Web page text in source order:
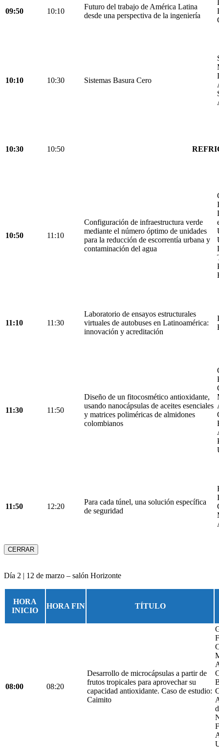
09:50 10:10
Futuro del trabajo de América Latina
desde una perspectiva de la ingeniería
10:10 10:30 Sistemas Basura Cero
10:30 10:50
10:50 11:10
Configuración de infraestructura verde
mediante el número óptimo de unidades
para la reducción de escorrentía urbana y
contaminación del agua
11:10 11:30
Laboratorio de ensayos estructurales
virtuales de autobuses en Latinoamérica:
innovación y acreditación
11:30 11:50
Diseño de un fitocosmético antioxidante,
usando nanocápsulas de aceites esenciales
y matrices poliméricas de almidones
colombianos
11:50 12:20
Para cada túnel, una solución específica
de seguridad
CERRAR
Día 2 | 12 de marzo – salón Horizonte
HORA
INICIO
HORA FIN TÍTULO
08:00 08:20
Desarrollo de microcápsulas a partir de
frutos tropicales para aprovechar su
capacidad antioxidante. Caso de estudio:
Caimito